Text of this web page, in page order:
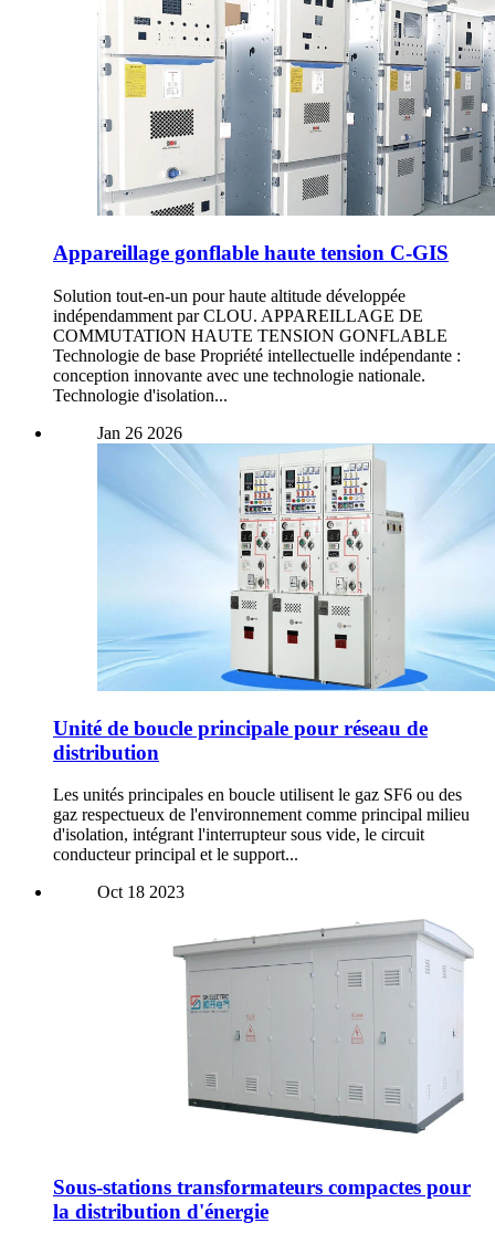
Appareillage gonflable haute tension C-GIS
Solution tout-en-un pour haute altitude développée
indépendamment par CLOU. APPAREILLAGE DE
COMMUTATION HAUTE TENSION GONFLABLE
Technologie de base Propriété intellectuelle indépendante :
conception innovante avec une technologie nationale.
Technologie d'isolation...
Jan 26 2026
Unité de boucle principale pour réseau de
distribution
Les unités principales en boucle utilisent le gaz SF6 ou des
gaz respectueux de l'environnement comme principal milieu
d'isolation, intégrant l'interrupteur sous vide, le circuit
conducteur principal et le support...
Oct 18 2023
Sous-stations transformateurs compactes pour
la distribution d'énergie